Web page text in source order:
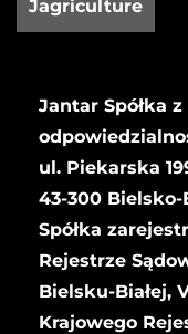
Jagriculture
Jantar Spółka
ul. Piekarska
43-300 Bielsko-
Spółka
Rejestrze
Bielsku-Białej,
Krajowego